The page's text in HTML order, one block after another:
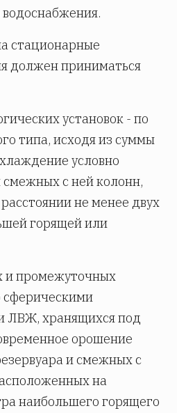
стационарные
должен приниматься
установок - по
типа, исходя из суммы
условно
с ней колонн,
не менее двух
горящей или
и промежуточных
сферическими
ЛВЖ, хранящихся под
орошение
и смежных с
на
наибольшего горящего